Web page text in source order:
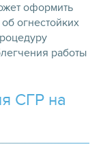
оформить
огнестойких
работы
СГР на